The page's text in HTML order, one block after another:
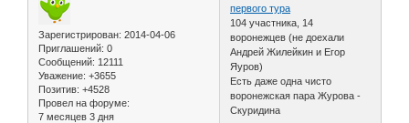
Зарегистрирован: 2014-04-06
Приглашений: 0
Сообщений: 12111
Уважение: +3655
Позитив: +4528
Провел на форуме:
7 месяцев 3 дня
первого тура
104 участника, 14
воронежцев (не доехали
Андрей Жилейкин и Егор
Яуров)
Есть даже одна чисто
воронежская пара Журова -
Скуридина